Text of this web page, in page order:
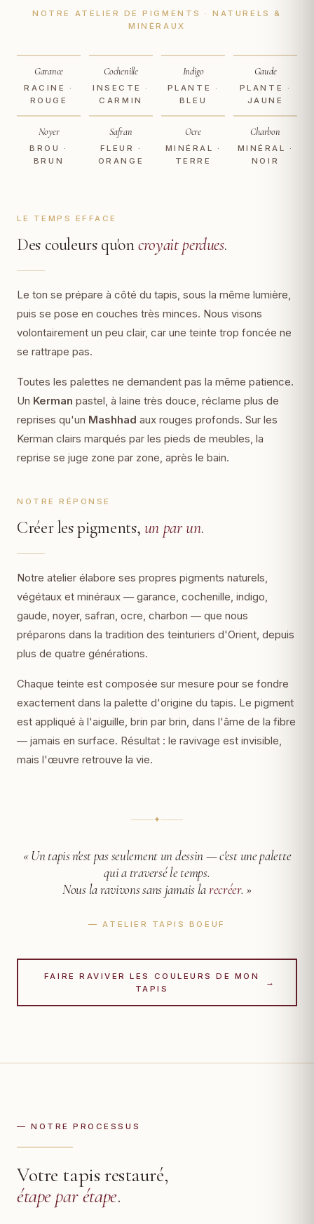
NOTRE ATELIER DE PIGMENTS · NATURELS &
MINÉRAUX
Garance
RACINE ·
ROUGE
Cochenille
INSECTE ·
CARMIN
Indigo
PLANTE ·
BLEU
Gaude
PLANTE ·
JAUNE
Noyer
BROU ·
BRUN
Safran
FLEUR ·
ORANGE
Ocre
MINÉRAL ·
TERRE
Charbon
MINÉRAL ·
NOIR
LE TEMPS EFFACE
Des couleurs qu'oncroyait perdues.
Le ton se prépare à côté du tapis, sous la même lumière,
puis se pose en couches très minces. Nous visons
volontairement un peu clair, car une teinte trop foncée ne
se rattrape pas.
Toutes les palettes ne demandent pas la même patience.
Un Kerman pastel, à laine très douce, réclame plus de
reprises qu'un Mashhad aux rouges profonds. Sur les
Kerman clairs marqués par les pieds de meubles, la
reprise se juge zone par zone, après le bain.
NOTRE RÉPONSE
Créer les pigments, un par un.
Notre atelier élabore ses propres pigments naturels,
végétaux et minéraux — garance, cochenille, indigo,
gaude, noyer, safran, ocre, charbon — que nous
préparons dans la tradition des teinturiers d'Orient, depuis
plus de quatre générations.
Chaque teinte est composée sur mesure pour se fondre
exactement dans la palette d'origine du tapis. Le pigment
est appliqué à l'aiguille, brin par brin, dans l'âme de la fibre
— jamais en surface. Résultat : le ravivage est invisible,
mais l'œuvre retrouve la vie.
✦
« Un tapis n'est pas seulement un dessin —c'est une palette
qui a traversé le temps.
Nous la ravivons sans jamais larecréer. »
— ATELIER TAPIS BOEUF
FAIRE RAVIVER LES COULEURS DE MON
TAPIS
→
— NOTRE PROCESSUS
Votre tapis restauré,
étape par étape.